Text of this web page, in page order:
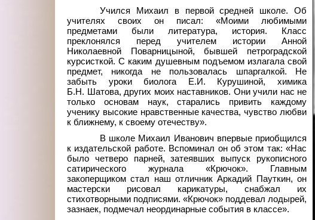
Учился Михаил в первой средней школе. Об
учителях своих он писал: «Моими любимыми
предметами были литература, история. Класс
преклонялся перед учителем истории Анной
Николаевной Поварницыной, бывшей петроградской
курсисткой. С каким душевным подъемом излагала свой
предмет, никогда не пользовалась шпаргалкой. Не
забыть уроки биолога Е.И. Курушиной, химика
Б.Н. Шатова, других моих наставников. Они учили нас не
только основам наук, старались привить каждому
ученику высокие нравственные качества, чувство любви
к ближнему, к своему отечеству».
В школе Михаил Иванович впервые приобщился
к издательской работе. Вспоминал он об этом так: «Нас
было четверо парней, затеявших выпуск рукописного
сатирического журнала «Крючок». Главным
закоперщиком стал наш отличник Аркадий Пауткин, он
мастерски рисовал карикатуры, снабжал их
стихотворными подписями. «Крючок» поддевал лодырей,
зазнаек, подмечал неординарные события в классе».